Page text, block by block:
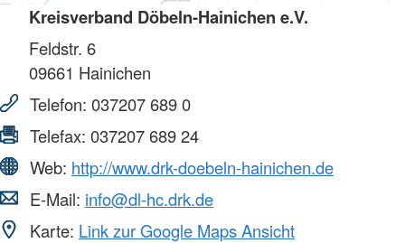
Kreisverband Döbeln-Hainichen e.V.
Feldstr. 6
09661 Hainichen
Telefon: 037207 689 0
Telefax: 037207 689 24
Web: http://www.drk-doebeln-hainichen.de
E-Mail: info@dl-hc.drk.de
Karte: Link zur Google Maps Ansicht